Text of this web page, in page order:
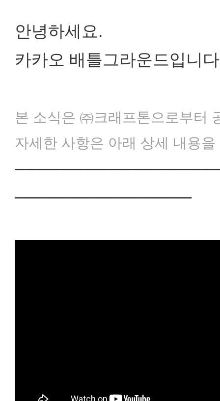
안녕하세요.
카카오 배틀그라운드입니
본 소식은 ㈜크래프톤으로부터
자세한 사항은 아래 상세 내용
───────────────